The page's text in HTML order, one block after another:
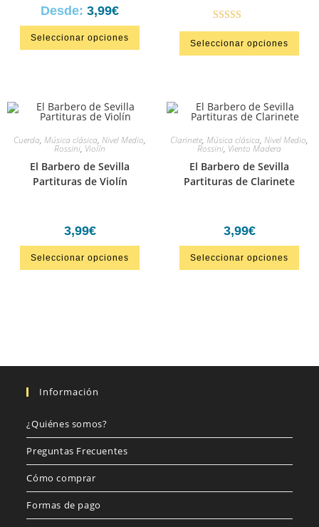
Desde: 3,99€
Seleccionar opciones
Valorado en
5.00de 5
Seleccionar opciones
Cuerda, Música clásica, Nivel Medio,
Rossini, Violín
El Barbero de Sevilla
Partituras de Violín
3,99€
Seleccionar opciones
Clarinete, Música clásica, Nivel Medio,
Rossini, Viento Madera
El Barbero de Sevilla
Partituras de Clarinete
3,99€
Seleccionar opciones
Información
¿Quiénes somos?
Preguntas Frecuentes
Cómo comprar
Formas de pago